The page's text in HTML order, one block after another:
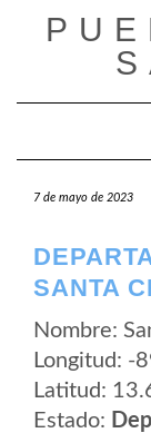
7 de mayo de 2023
SANTA
Nombre:
Longitud: -
Latitud:
Estado: